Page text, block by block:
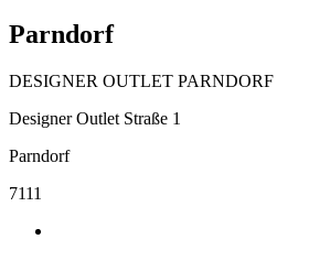
Parndorf
DESIGNER OUTLET PARNDORF
Designer Outlet Straße 1
Parndorf
7111